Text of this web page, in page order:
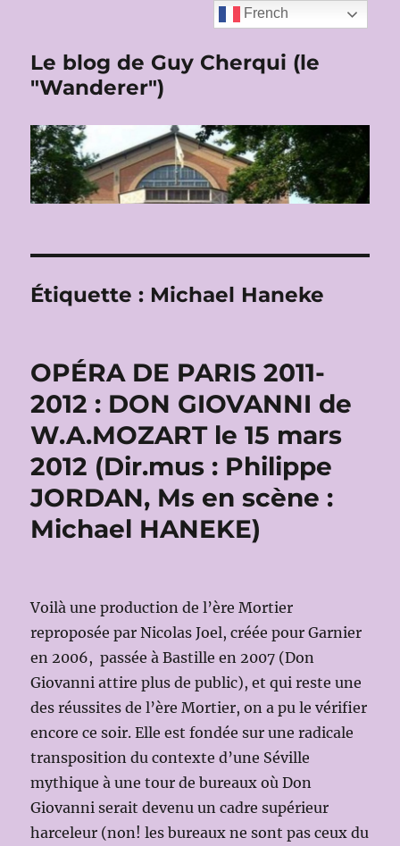
Le blog de Guy Cherqui (le
"Wanderer")
Étiquette : Michael Haneke
OPÉRA DE PARIS 2011-
2012 : DON GIOVANNI de
W.A.MOZART le 15 mars
2012 (Dir.mus : Philippe
JORDAN, Ms en scène :
Michael HANEKE)
Voilà une production de l’ère Mortier
reproposée par Nicolas Joel, créée pour Garnier
en 2006, passée à Bastille en 2007 (Don
Giovanni attire plus de public), et qui reste une
des réussites de l’ère Mortier, on a pu le vérifier
encore ce soir. Elle est fondée sur une radicale
transposition du contexte d’une Séville
mythique à une tour de bureaux où Don
Giovanni serait devenu un cadre supérieur
harceleur (non! les bureaux ne sont pas ceux du
French